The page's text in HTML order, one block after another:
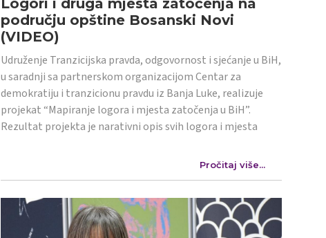
području opštine Bosanski Novi
(VIDEO)
Udruženje Tranzicijska pravda, odgovornost i sjećanje u BiH,
u saradnji sa partnerskom organizacijom Centar za
demokratiju i tranzicionu pravdu iz Banja Luke, realizuje
projekat “Mapiranje logora i mjesta zatočenja u BiH”.
Rezultat projekta je narativni opis svih logora i mjesta
Pročitaj više...